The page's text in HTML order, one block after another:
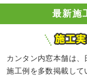
最新施
カンタン内窓本舗は、
施工例を多数掲載して